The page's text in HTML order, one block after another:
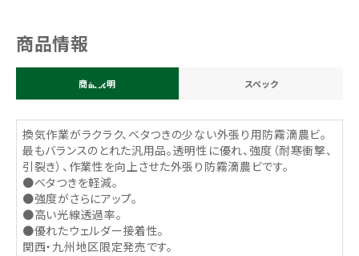
商品情報
商品説明 スペック
換気作業がラクラク、ベタつきの少ない外張り用防霧滴農ビ。
最もバランスのとれた汎用品。透明性に優れ、強度（耐寒衝撃、
引裂き）、作業性を向上させた外張り防霧滴農ビです。
●ベタつきを軽減。
●強度がさらにアップ。
●高い光線透過率。
●優れたウェルダー接着性。
関西・九州地区限定発売です。